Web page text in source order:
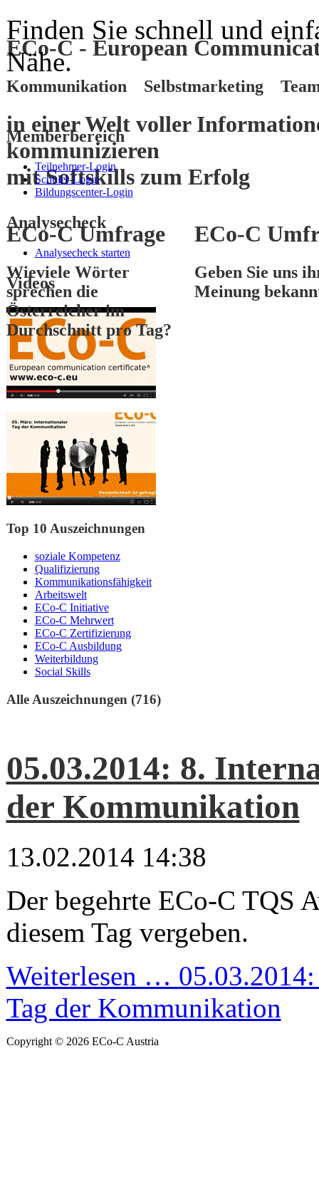
ECo-C - European
Kommunikation Selbstmarketing
in einer Welt voller
kommunizieren
mitSoftskillszum Erfolg
ECo-C Umfrage
Wieviele Wörter
sprechen die
Österreicher im
Durchschnitt pro Tag?
ECo-C
Geben Sie uns
Meinung
3
Finden Sie schnell und
Nähe.
Memberbereich
Teilnehmer-Login
Schüler-Login
Bildungscenter-Login
Analysecheck
Analysecheck starten
Videos
Top 10 Auszeichnungen
soziale Kompetenz
Qualifizierung
Kommunikationsfähigkeit
Arbeitswelt
ECo-C Initiative
ECo-C Mehrwert
ECo-C Zertifizierung
ECo-C Ausbildung
Weiterbildung
Social Skills
Alle Auszeichnungen (716)
05.03.2014: 8.
der Kommunikation
13.02.2014 14:38
Der begehrte ECo-C TQS
diesem Tag vergeben.
Weiterlesen …
Tag der Kommunikation
Copyright © 2026 ECo-C Austria